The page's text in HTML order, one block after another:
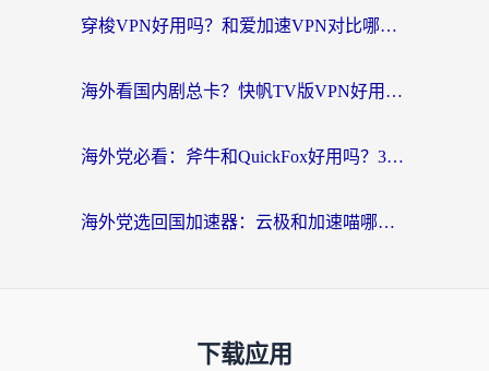
穿梭VPN好用吗？和爱加速VPN对比哪个回国效果更好？海外党必看的实用指南
海外看国内剧总卡？快帆TV版VPN好用吗？和海牛VPN对比哪个回国效果更好？
海外党必看：斧牛和QuickFox好用吗？3步选对回国加速器，无缝刷国内剧玩游戏
海外党选回国加速器：云极和加速喵哪个好？附3款热门工具实测对比
下载应用